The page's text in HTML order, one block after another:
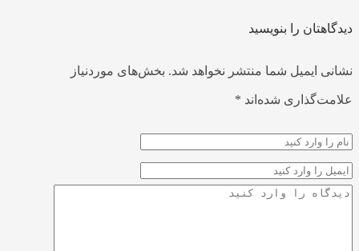
دیدگاهتان را بنویسید
نشانی ایمیل شما منتشر نخواهد شد. بخش‌های موردنیاز
علامت‌گذاری شده‌اند *